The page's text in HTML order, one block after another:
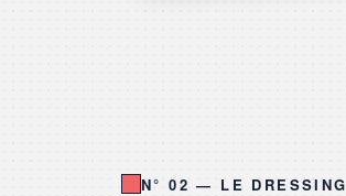
N° 02 — LE DRESSING